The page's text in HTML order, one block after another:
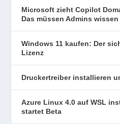
Microsoft zieht Copilot
Das müssen Admins wissen
Windows 11 kaufen: Der
Lizenz
Druckertreiber installieren
Azure Linux 4.0 auf WSL
startet Beta